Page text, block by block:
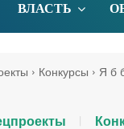
ВЛАСТЬ
Конкурсы Я б